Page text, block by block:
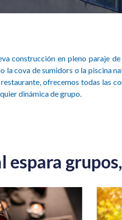
construcción en pleno paraje
la cova de sumidors o la piscina
ofrecemos todas las
dinámica de grupo.
espara